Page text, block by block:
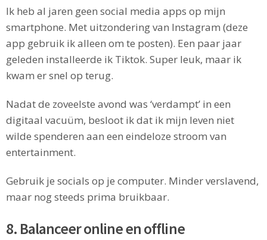
Ik heb al jaren geen social media apps op mijn
smartphone. Met uitzondering van Instagram (deze
app gebruik ik alleen om te posten). Een paar jaar
geleden installeerde ik Tiktok. Super leuk, maar ik
kwam er snel op terug.
Nadat de zoveelste avond was ‘verdampt’ in een
digitaal vacuüm, besloot ik dat ik mijn leven niet
wilde spenderen aan een eindeloze stroom van
entertainment.
Gebruik je socials op je computer. Minder verslavend,
maar nog steeds prima bruikbaar.
8. Balanceer online en offline